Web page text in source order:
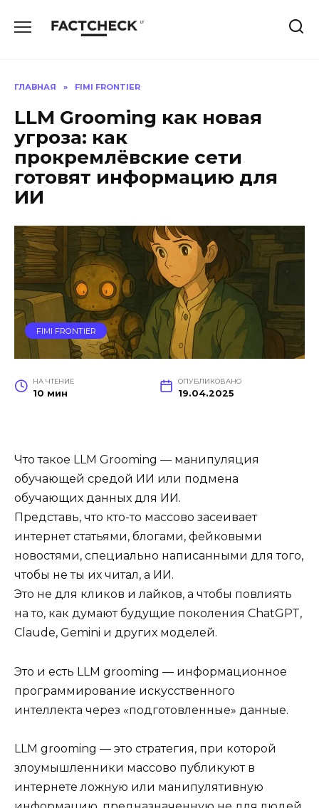
ГЛАВНАЯ » FIMI FRONTIER
LLM Grooming как новая
угроза: как
прокремлёвские сети
готовят информацию для
ИИ
FIMI FRONTIER
НА ЧТЕНИЕ
10 мин
ОПУБЛИКОВАНО
19.04.2025
Что такое LLM Grooming — манипуляция
обучающей средой ИИ или подмена
обучающих данных для ИИ.
Представь, что кто-то массово засеивает
интернет статьями, блогами, фейковыми
новостями, специально написанными для того,
чтобы не ты их читал, а ИИ.
Это не для кликов и лайков, а чтобы повлиять
на то, как думают будущие поколения ChatGPT,
Claude, Gemini и других моделей.
Это и есть LLM grooming — информационное
программирование искусственного
интеллекта через «подготовленные» данные.
LLM grooming — это стратегия, при которой
злоумышленники массово публикуют в
интернете ложную или манипулятивную